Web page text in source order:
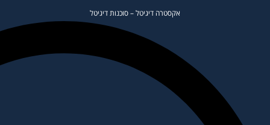
אקסטרה דיגיטל – סוכנות דיגיטל